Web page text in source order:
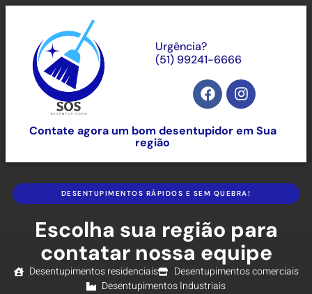
Urgência?
(51) 99241-6666
Contate agora um bom desentupidor em Sua
região
DESENTUPIMENTOS RÁPIDOS E SEM QUEBRA!
Escolha sua região para
contatar nossa equipe
Desentupimentos residenciais
Desentupimentos comerciais
Desentupimentos Industriais